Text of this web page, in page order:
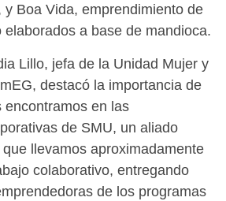
y Boa Vida, emprendimiento de
a base de mandioca.
Lillo, jefa de la Unidad Mujer y
destacó la importancia de
encontramos en las
de SMU, un aliado
llevamos aproximadamente
colaborativo, entregando
de los programas